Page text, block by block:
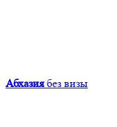
Абхазия без визы